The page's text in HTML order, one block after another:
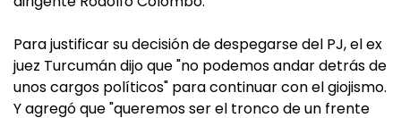
Para justificar su decisión de despegarse del PJ, el ex
juez Turcumán dijo que "no podemos andar detrás de
unos cargos políticos" para continuar con el giojismo.
Y agregó que "queremos ser el tronco de un frente